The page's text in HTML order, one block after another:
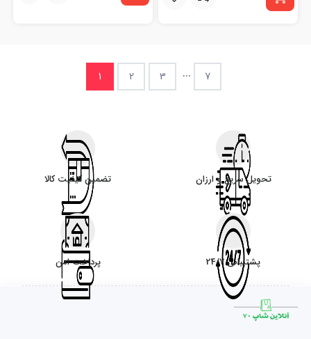
1 2 3 ... 7
تحویل سریع و ارزان تضمین کیفیت کالا
پشتیبانی 24/7 پرداخت امن